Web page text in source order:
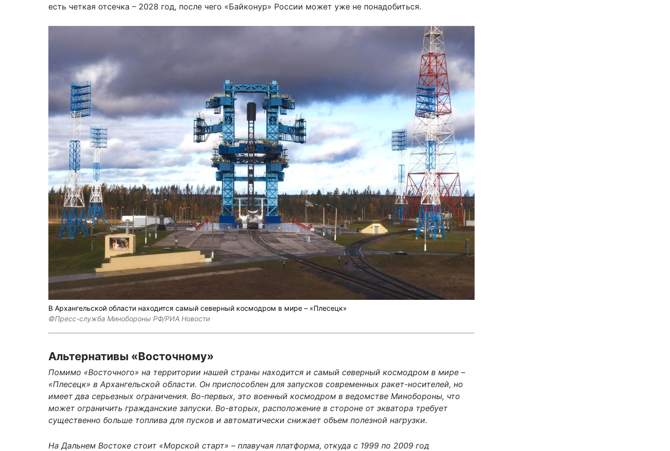
есть четкая отсечка – 2028 год, после чего «Байконур» России может уже не понадобиться.
В Архангельской области находится самый северный космодром в мире – «Плесецк»
©Пресс-служба Минобороны РФ/РИА Новости
Альтернативы «Восточному»
Помимо «Восточного» на территории нашей страны находится и самый северный космодром в мире –
«Плесецк» в Архангельской области. Он приспособлен для запусков современных ракет-носителей, но
имеет два серьезных ограничения. Во-первых, это военный космодром в ведомстве Минобороны, что
может ограничить гражданские запуски. Во-вторых, расположение в стороне от экватора требует
существенно больше топлива для пусков и автоматически снижает объем полезной нагрузки.
На Дальнем Востоке стоит «Морской старт» – плавучая платформа, откуда с 1999 по 2009 год